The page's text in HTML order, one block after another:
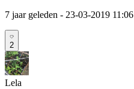
7 jaar geleden - 23-03-2019 11:06
2
Lela